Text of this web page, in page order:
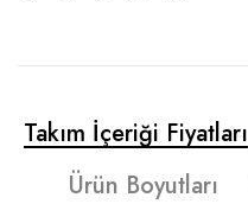
Takım İçeriği Fiyatları
Ürün Boyutları